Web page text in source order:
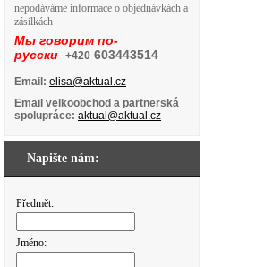
nepodáváme informace o objednávkách a
zásilkách
Мы говорим по-
русски +420 603443514
Email: elisa@aktual.cz
Email velkoobchod a partnerská
spolupráce: aktual@aktual.cz
Napište nám:
Předmět:
Jméno: